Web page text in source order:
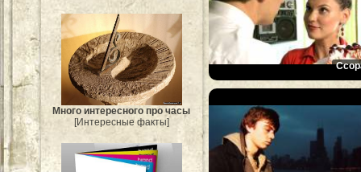
Много интересного про часы
[Интересные факты]